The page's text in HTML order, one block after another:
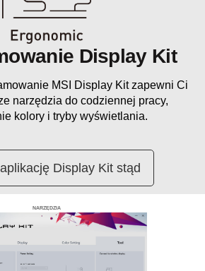
Display Kit
MSI Display Kit zapewni Ci
narzędzia do codziennej pracy,
kolory i tryby wyświetlania.
Display Kit stąd
NARZĘDZIA